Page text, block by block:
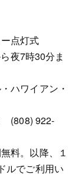
点灯式
夜7時30分ま
ハワイアン・
(808) 922-
料。以降、１
ルでご利用い